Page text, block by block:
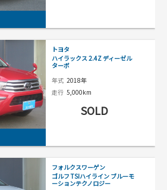
トヨタ
ハイラックス 2.4Z ディーゼル
ターボ
年式 2018年
走行 5,000km
SOLD
フォルクスワーゲン
ゴルフ TSIハイライン ブルーモ
ーションテクノロジー